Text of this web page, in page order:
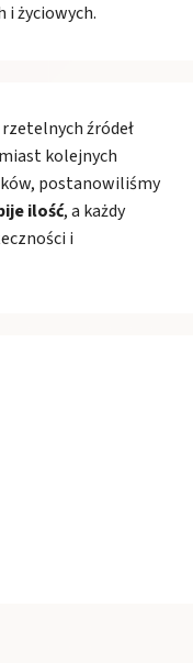
i życiowych.
źródeł
kolejnych
postanowiliśmy
ilość, a każdy
i